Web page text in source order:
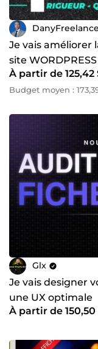
Je vais améliorer
site
À partir de 125,42
Budget moyen :
Glx
Je vais designer
une UX optimale
À partir de 150,50